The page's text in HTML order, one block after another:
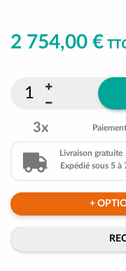
2 754,00 €
3x
Livraison gratuite
Expédié sous 5 à
+